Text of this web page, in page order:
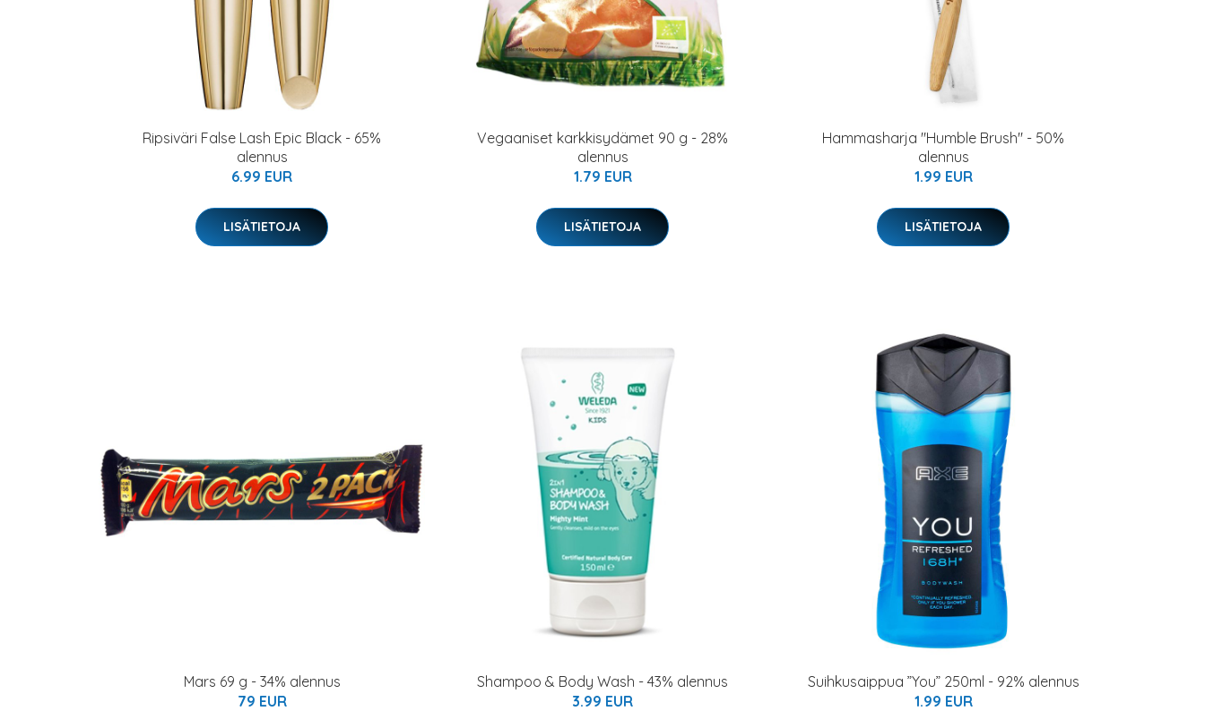
Ripsiväri False Lash Epic Black - 65%
alennus
6.99 EUR
LISÄTIETOJA
Vegaaniset karkkisydämet 90 g - 28%
alennus
1.79 EUR
LISÄTIETOJA
Hammasharja "Humble Brush" - 50%
alennus
1.99 EUR
LISÄTIETOJA
Mars 69 g - 34% alennus
79 EUR
Shampoo & Body Wash - 43% alennus
3.99 EUR
Suihkusaippua ”You” 250ml - 92% alennus
1.99 EUR